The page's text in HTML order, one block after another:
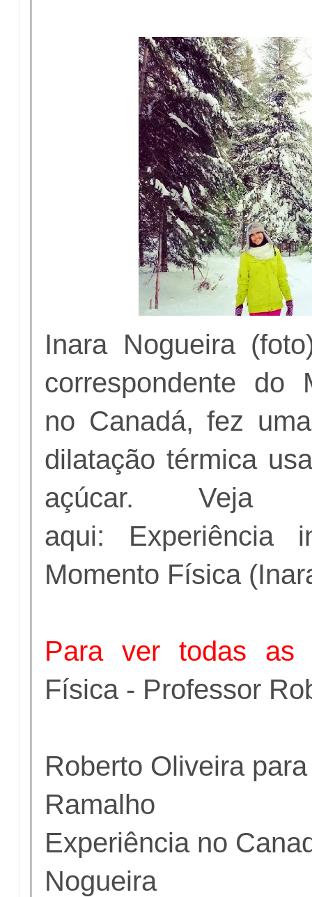
Inara Nogueira
correspondente do
no Canadá, fez
dilatação térmica
açúcar. Veja
aqui:
Experiência
Momento Física
Para ver todas as
Física - Professor
Roberto Oliveira
Ramalho
Experiência no
Nogueira